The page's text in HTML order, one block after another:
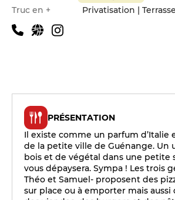
Truc en +
Privatisation | Terrasse
PRÉSENTATION
Il existe comme un parfum
de la petite ville de Guénange. Un
bois et de végétal dans une petite
vous dépaysera. Sympa ! Les trois
Théo et Samuel- proposent des
sur place ou à emporter mais aussi